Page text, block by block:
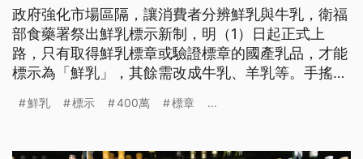
政府強化市場區隔，讓消費者分辨鮮乳與牛乳，衛福
部食藥署祭出鮮乳標示新制，明（1）日起正式上
路，只有取得鮮乳標章或驗證標章的國產乳品，才能
標示為「鮮乳」，其餘需改成牛乳、羊乳等。手搖飲
如果標示不實，最重可罰400萬元。
鮮乳 標示 400萬 標章 ...